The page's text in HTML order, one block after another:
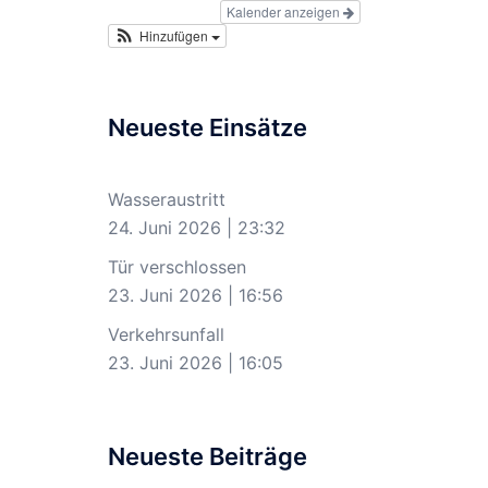
Kalender anzeigen
Hinzufügen
Neueste Einsätze
Wasseraustritt
24. Juni 2026
23:32
Tür verschlossen
23. Juni 2026
16:56
Verkehrsunfall
23. Juni 2026
16:05
Neueste Beiträge